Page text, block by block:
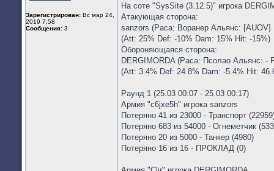
сети
Зарегистрирован: Вс мар 24,
2019 7:58
Сообщения: 3
На соте "SysSite (3.12.5)" игрока
Атакующая сторона:
sanzors (Раса: Воранер Альянс: [AUOV]
(Att: 25% Def: -10% Dam: 15% Hit: -15%)
Обороняющаяся сторона:
DERGIMORDA (Раса: Псолао Альянс: -
(Att: 3.4% Def: 24.8% Dam: -5.4% Hit:
Раунд 1 (25.03 00:07 - 25.03 00:17)
Армия "c6jxe5h" игрока sanzors
Потеряно 41 из 23000 - Транспорт
Потеряно 683 из 54000 - Огнеметчик
Потеряно 20 из 5000 - Танкер (4980)
Потеряно 16 из 16 - ПРОКЛАД (0)